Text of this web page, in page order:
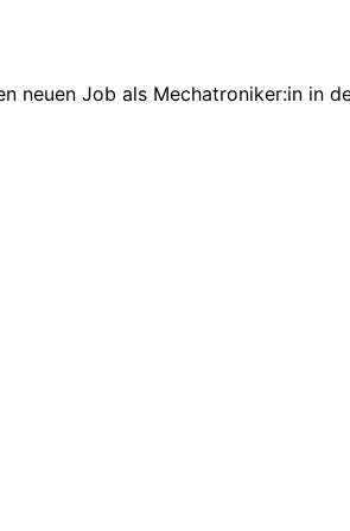
neuen Job als Mechatroniker:in in